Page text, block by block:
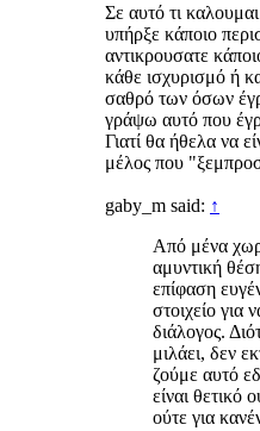
Σε αυτό τι
υπήρξε κάποιο
αντικρουσατε
κάθε ισχυρισμό ή
σαθρό των όσων
γράψω αυτό που
Γιατί θα ήθελα να
μέλος που
gaby_m said: ↑
Από μένα
αμυντική
επίφαση
στοιχείο για
διάλογος.
μιλάει, δεν
ζούμε αυτό
είναι θετικό
ούτε για